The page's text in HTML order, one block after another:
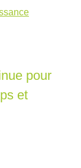
pour
et